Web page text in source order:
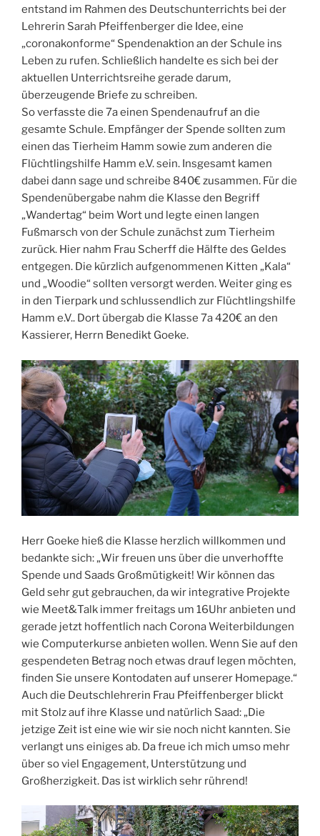
entstand im Rahmen des Deutschunterrichts bei der
Lehrerin Sarah Pfeiffenberger die Idee, eine
„coronakonforme“ Spendenaktion an der Schule ins
Leben zu rufen. Schließlich handelte es sich bei der
aktuellen Unterrichtsreihe gerade darum,
überzeugende Briefe zu schreiben.
So verfasste die 7a einen Spendenaufruf an die
gesamte Schule. Empfänger der Spende sollten zum
einen das Tierheim Hamm sowie zum anderen die
Flüchtlingshilfe Hamm e.V. sein. Insgesamt kamen
dabei dann sage und schreibe 840€ zusammen. Für die
Spendenübergabe nahm die Klasse den Begriff
„Wandertag“ beim Wort und legte einen langen
Fußmarsch von der Schule zunächst zum Tierheim
zurück. Hier nahm Frau Scherff die Hälfte des Geldes
entgegen. Die kürzlich aufgenommenen Kitten „Kala“
und „Woodie“ sollten versorgt werden. Weiter ging es
in den Tierpark und schlussendlich zur Flüchtlingshilfe
Hamm e.V.. Dort übergab die Klasse 7a 420€ an den
Kassierer, Herrn Benedikt Goeke.
Herr Goeke hieß die Klasse herzlich willkommen und
bedankte sich: „Wir freuen uns über die unverhoffte
Spende und Saads Großmütigkeit! Wir können das
Geld sehr gut gebrauchen, da wir integrative Projekte
wie Meet&Talk immer freitags um 16Uhr anbieten und
gerade jetzt hoffentlich nach Corona Weiterbildungen
wie Computerkurse anbieten wollen. Wenn Sie auf den
gespendeten Betrag noch etwas drauf legen möchten,
finden Sie unsere Kontodaten auf unserer Homepage.“
Auch die Deutschlehrerin Frau Pfeiffenberger blickt
mit Stolz auf ihre Klasse und natürlich Saad: „Die
jetzige Zeit ist eine wie wir sie noch nicht kannten. Sie
verlangt uns einiges ab. Da freue ich mich umso mehr
über so viel Engagement, Unterstützung und
Großherzigkeit. Das ist wirklich sehr rührend!